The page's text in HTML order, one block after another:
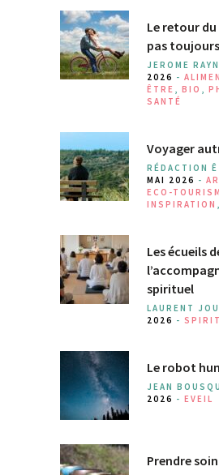
Le retour
pas toujours
JEROME
2026 -
ÊTRE , BIO ,
SANTÉ
Voyager
RÉDACTION
MAI 2026 -
ECO-
INSPIRATION ,
Les écueils
spirituel
LAURENT
2026 -
Le robot
JEAN
2026 - EVEIL
Prendre